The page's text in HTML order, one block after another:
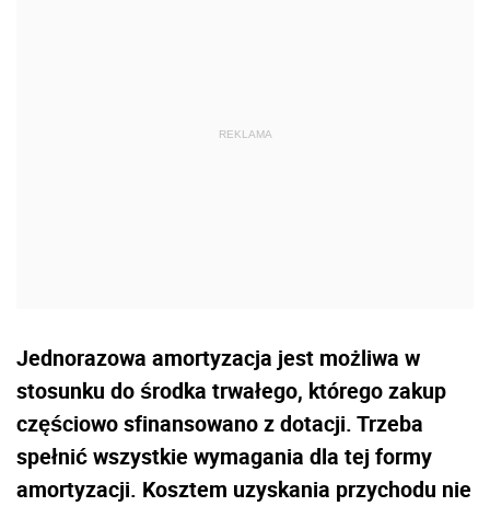
Jednorazowa amortyzacja jest możliwa w
stosunku do środka trwałego, którego zakup
częściowo sfinansowano z dotacji. Trzeba
spełnić wszystkie wymagania dla tej formy
amortyzacji. Kosztem uzyskania przychodu nie